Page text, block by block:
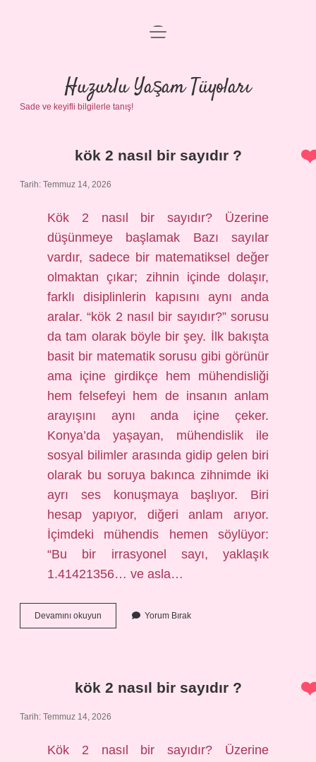
Anasayfa
Gizlilik Politikası
Yasal Uyarı
menüyü
Huzurlu Yaşam Tüyoları
Sade ve keyifli bilgilerle tanış!
Huzurlu
Yaşam
Tüyoları
Yazılar
kök 2 nasıl bir sayıdır ?
Tarih: Temmuz 14, 2026
Kök 2 nasıl bir sayıdır? Üzerine
düşünmeye başlamak Bazı sayılar
vardır, sadece bir matematiksel değer
olmaktan çıkar; zihnin içinde dolaşır,
farklı disiplinlerin kapısını aynı anda
aralar. “kök 2 nasıl bir sayıdır?” sorusu
da tam olarak böyle bir şey. İlk bakışta
basit bir matematik sorusu gibi görünür
ama içine girdikçe hem mühendisliği
hem felsefeyi hem de insanın anlam
arayışını aynı anda içine çeker.
Konya’da yaşayan, mühendislik ile
sosyal bilimler arasında gidip gelen biri
olarak bu soruya bakınca zihnimde iki
ayrı ses konuşmaya başlıyor. Biri
hesap yapıyor, diğeri anlam arıyor.
İçimdeki mühendis hemen söylüyor:
“Bu bir irrasyonel sayı, yaklaşık
1.41421356… ve asla…
Devamını okuyun
2
Yorum Bırak
kök 2 nasıl bir sayıdır ?
Tarih: Temmuz 14, 2026
Kök 2 nasıl bir sayıdır? Üzerine